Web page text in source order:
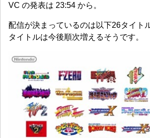
VC の発表は 23:54 から。
配信が決まっているのは以下26タイトル
タイトルは今後順次増えるそうです。